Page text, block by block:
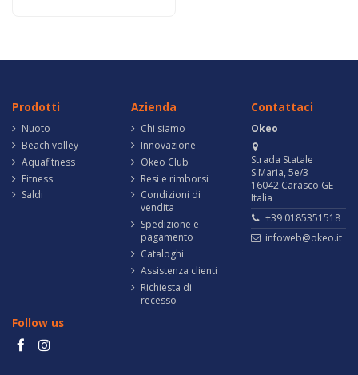
Prodotti
Nuoto
Beach volley
Aquafitness
Fitness
Saldi
Azienda
Chi siamo
Innovazione
Okeo Club
Resi e rimborsi
Condizioni di
vendita
Spedizione e
pagamento
Cataloghi
Assistenza clienti
Richiesta di
recesso
Contattaci
Okeo
Strada Statale
S.Maria, 5e/3
16042 Carasco GE
Italia
+39 0185351518
infoweb@okeo.it
Follow us